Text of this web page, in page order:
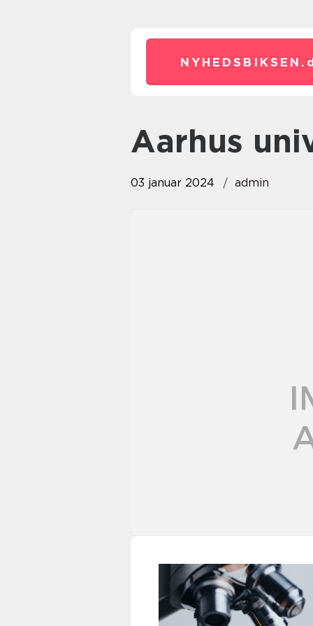
NYHEDSBIKSEN.
aarhus
03 januar 2024 admin